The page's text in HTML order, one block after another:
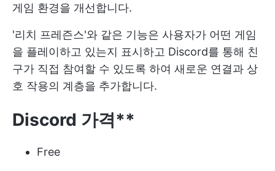
게임 환경을 개선합니다.
'리치 프레즌스'와 같은 기능은 사용자가 어떤 게임
을 플레이하고 있는지 표시하고 Discord를 통해 친
구가 직접 참여할 수 있도록 하여 새로운 연결과 상
호 작용의 계층을 추가합니다.
Discord 가격**
Free